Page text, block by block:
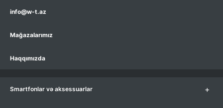
info@w-t.az
Mağazalarımız
Haqqımızda
Smartfonlar və aksessuarlar +